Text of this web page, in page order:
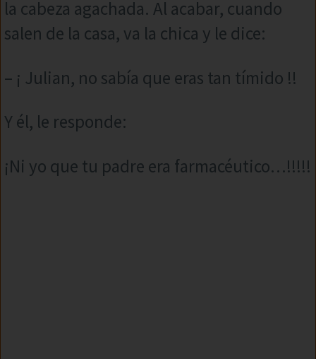
la cabeza agachada. Al acabar, cuando
salen de la casa, va la chica y le dice:
– ¡ Julian, no sabía que eras tan tímido !!
Y él, le responde:
¡Ni yo que tu padre era farmacéutico…!!!!!